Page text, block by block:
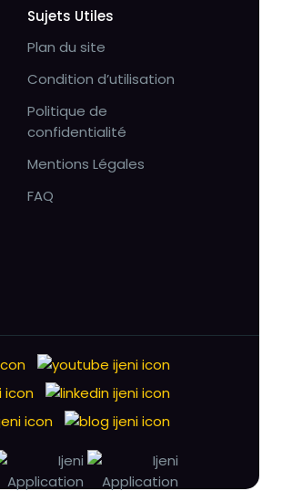
Sujets Utiles
Plan du site
Condition d’utilisation
Politique de
confidentialité
Mentions Légales
FAQ